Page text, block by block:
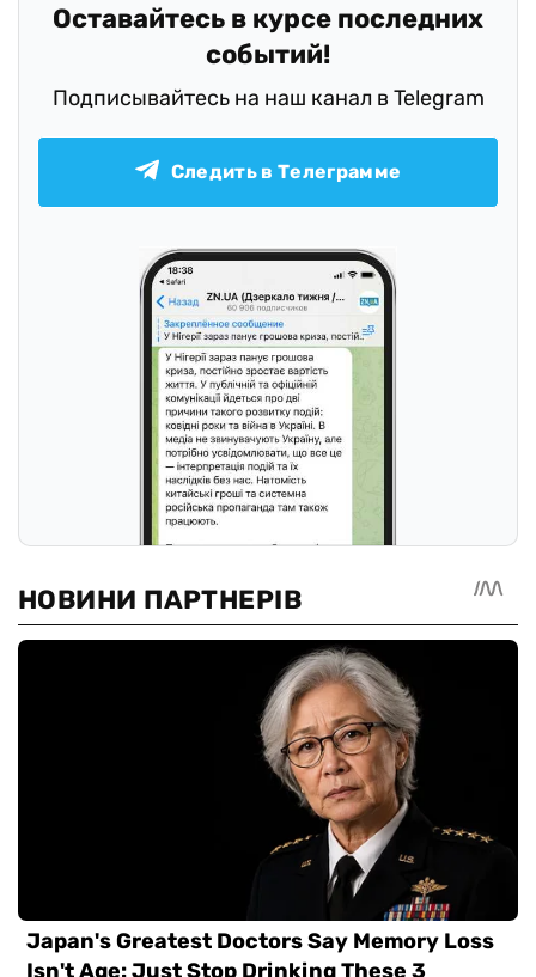
Оставайтесь в курсе последних
событий!
Подписывайтесь на наш канал в Telegram
Следить в Телеграмме